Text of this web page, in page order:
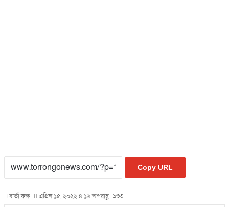
Copy URL
বার্তা কক্ষ এপ্রিল ১৫, ২০২২ ৪:১৬ অপরাহ্ণ ১৩৩